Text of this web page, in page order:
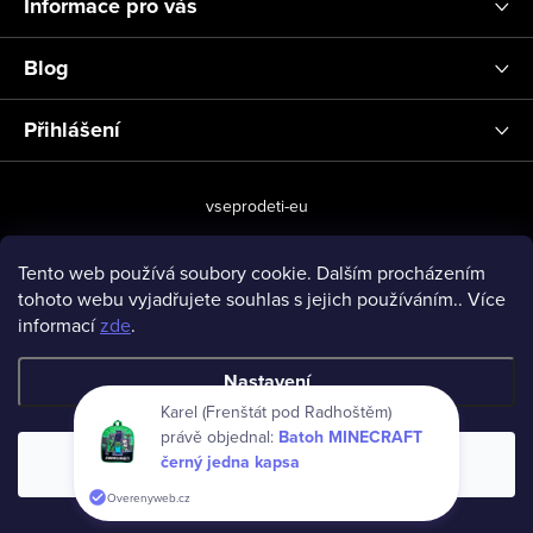
Tento web používá soubory cookie. Dalším procházením
tohoto webu vyjadřujete souhlas s jejich používáním.. Více
informacízde.
Nastavení
Souhlasím
Blog
Přihlášení
vseprodeti-eu
Copyright 2026www.vseprodeti.eu. Všechna práva vyhrazena.
Karel (Frenštát pod Radhoštěm)
právě objednal: Batoh MINECRAFT
černý jedna kapsa
Overenyweb.cz